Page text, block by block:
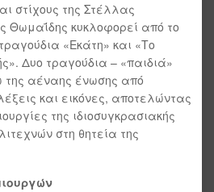
στίχους της Στέλλας
Θωμαΐδης κυκλοφορεί από το
«Εκάτη» και «Το
Δυο τραγούδια – «παιδιά»
της αέναης ένωσης από
και εικόνες, αποτελώντας
της ιδιοσυγκρασιακής
στη θητεία της